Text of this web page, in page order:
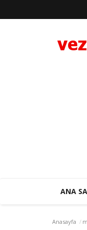
ANA
Anasayfa